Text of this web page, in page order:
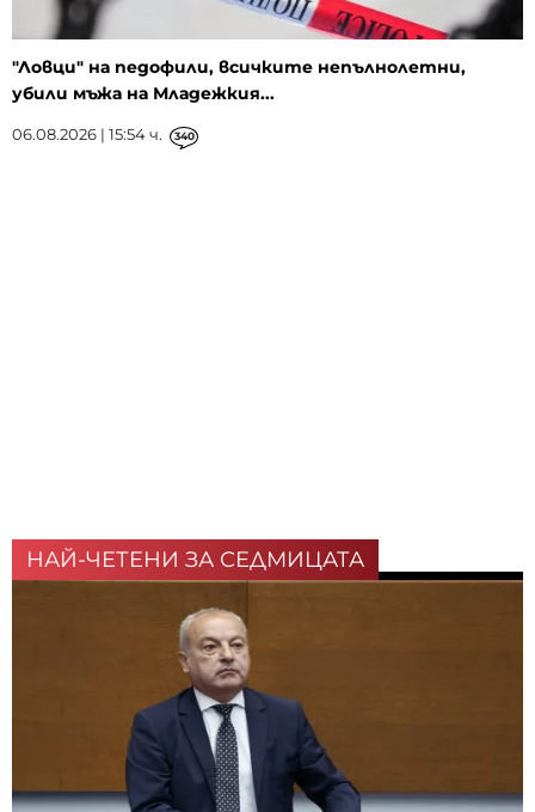
"Ловци" на педофили, всичките непълнолетни,
убили мъжа на Младежкия...
06.08.2026 | 15:54 ч. 340
НАЙ-ЧЕТЕНИ ЗА СЕДМИЦАТА